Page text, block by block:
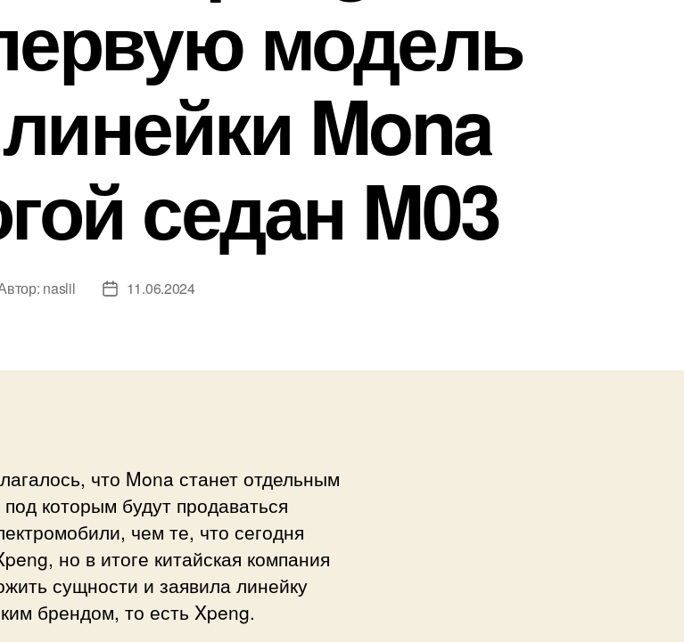
модель
Mona
седан M03
naslil
Дата11.06.2024
что Mona станет отдельным
которым будут продаваться
чем те, что сегодня
но в итоге китайская компания
сущности и заявила линейку
брендом, то есть Xpeng.